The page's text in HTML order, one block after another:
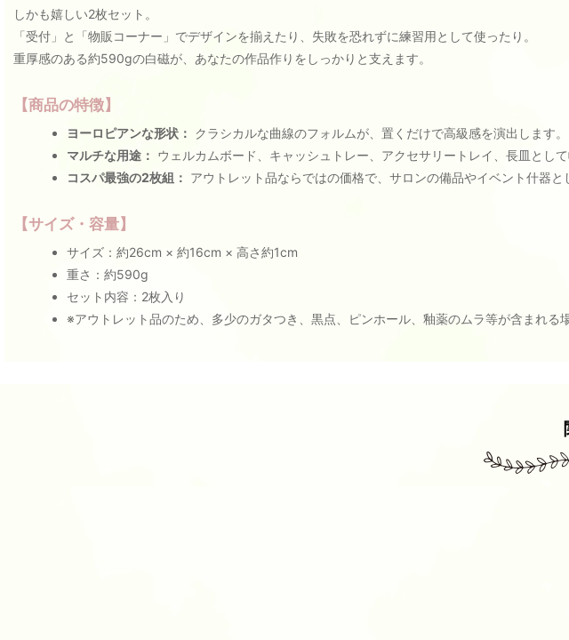
しかも嬉しい2枚セット。
「受付」と「物販コーナー」でデザインを揃えたり、失敗を恐れずに練習用として使ったり。
重厚感のある約590gの白磁が、あなたの作品作りをしっかりと支えます。
【商品の特徴】
ヨーロピアンな形状： クラシカルな曲線のフォルムが、置くだけで高級感を演出します。
マルチな用途： ウェルカムボード、キャッシュトレー、アクセサリートレイ、長皿として
コスパ最強の2枚組： アウトレット品ならではの価格で、サロンの備品やイベント什器と
【サイズ・容量】
サイズ：約26cm × 約16cm × 高さ約1cm
重さ：約590g
セット内容：2枚入り
※アウトレット品のため、多少のガタつき、黒点、ピンホール、釉薬のムラ等が含まれる